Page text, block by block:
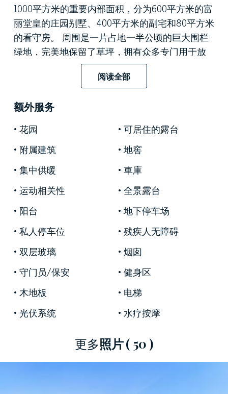
1000平方米的重要内部面积，分为600平方米的富
丽堂皇的庄园别墅、400平方米的副宅和80平方米
的看守房。 周围是一片占地一半公顷的巨大围栏
绿地，完美地保留了草坪，拥有众多专门用于放
松和休闲的区域，可在夏季迎接客人的户外活
毗邻的还有4000平方米、2500立方米的围栏建筑
用地。
该物业可从车道大门进入，可通过可停放两辆车
的车道进入，也可从行人入口进入，步行入口通
向装饰有花盆的瓷砖庭院，从那里您可以进入三
栋建筑。
庄园分布在三层，均配有舒适的内部电梯。 在底
楼，入口通向一个大型圆形开放空间，里面有一
个带特色壁炉和学习区的三人起居室、两个用餐
区（其中最大的可容纳十二人）以及一个带柜台
阅读全部
额外服务
花园
可居住的露台
附属建筑
地窖
集中供暖
車庫
运动相关性
全景露台
阳台
地下停车场
私人停车位
残疾人无障碍
双层玻璃
烟囱
守门员/保安
健身区
木地板
电梯
光伏系统
水疗按摩
更多照片( 50 )